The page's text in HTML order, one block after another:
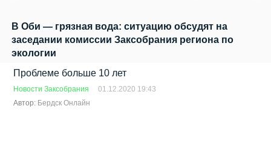
В Оби — грязная вода: ситуацию обсудят на
заседании комиссии Заксобрания региона по
экологии
Проблеме больше 10 лет
Новости Заксобрания
01.12.2020 19:43
Автор: Бердск Онлайн